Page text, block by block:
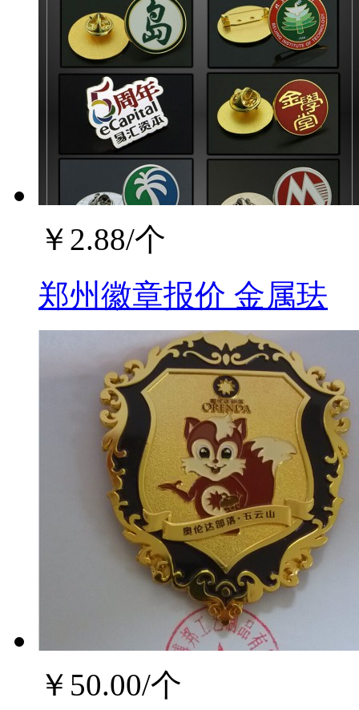
￥ 2.88/个
郑州徽章报价 金属珐
￥ 50.00/个